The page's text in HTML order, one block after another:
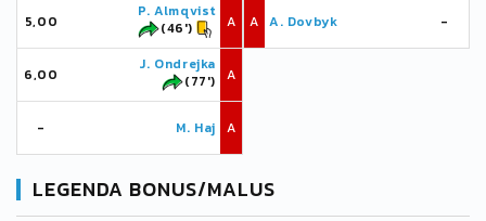
5,00
P. Almqvist
(46')
A
6,00
J. Ondrejka
(77')
A
- M. Haj A
A A. Dovbyk -
LEGENDA BONUS/MALUS